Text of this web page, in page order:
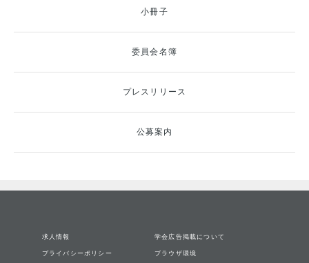
小冊子
委員会名簿
プレスリリース
公募案内
求人情報 学会広告掲載について
プライバシーポリシー ブラウザ環境